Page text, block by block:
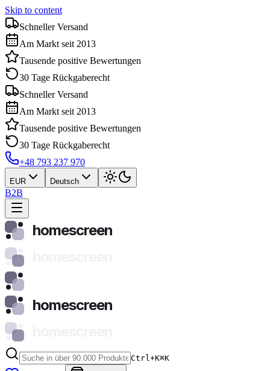
Skip to content
Schneller Versand
Am Markt seit 2013
Tausende positive Bewertungen
30 Tage Rückgaberecht
Schneller Versand
Am Markt seit 2013
Tausende positive Bewertungen
30 Tage Rückgaberecht
+48 793 237 970
EUR Deutsch
B2B
homescreen
homescreen
Ctrl+K⌘K